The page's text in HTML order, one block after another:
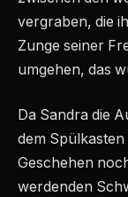
vergraben, die
Zunge seiner
umgehen, das
Da Sandra die
dem
Geschehen
werdenden